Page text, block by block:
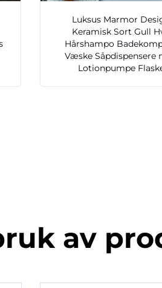
Luksus Marmor
Keramisk Sort Gull
Hårshampo
Væske Såpdispensere
Lotionpumpe
av